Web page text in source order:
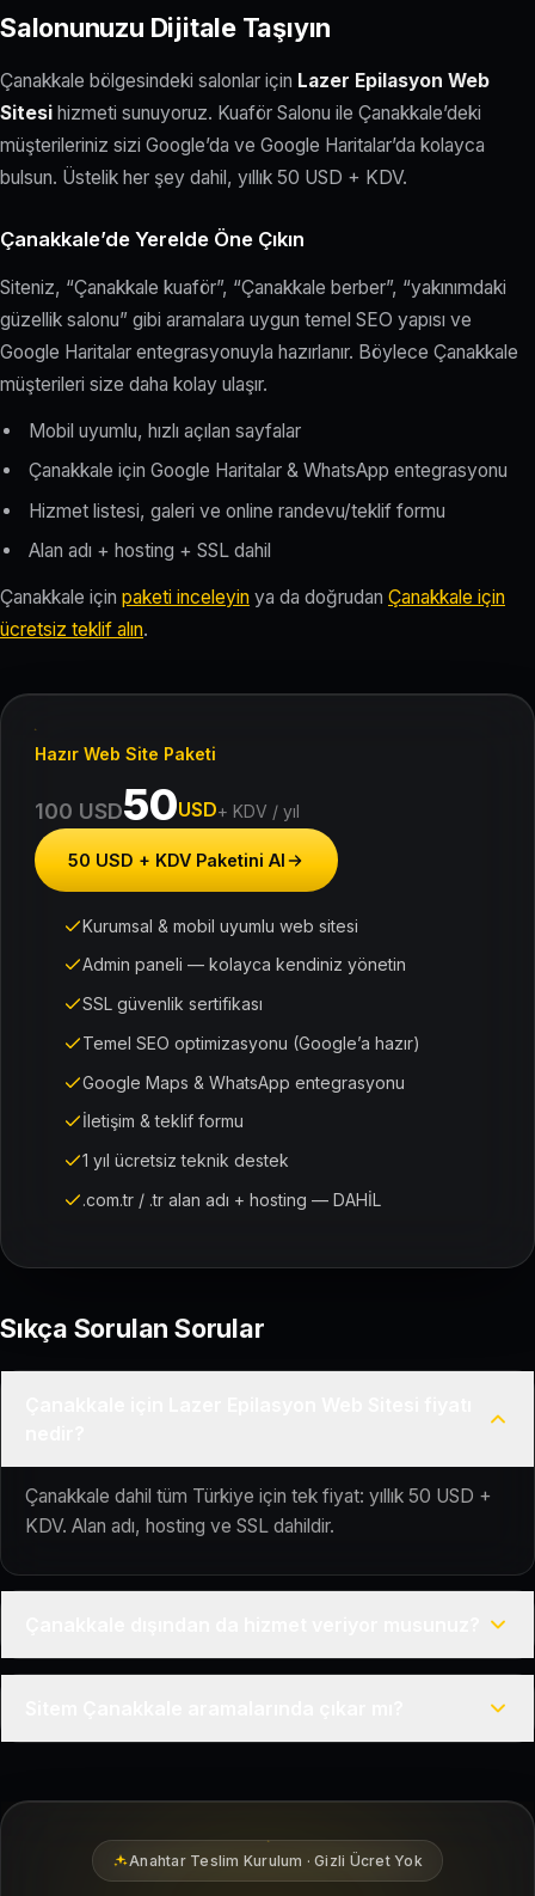
Salonunuzu Dijitale Taşıyın
Çanakkale bölgesindeki salonlar için Lazer Epilasyon Web
Sitesi hizmeti sunuyoruz. Kuaför Salonu ile Çanakkale’deki
müşterileriniz sizi Google’da ve Google Haritalar’da kolayca
bulsun. Üstelik her şey dahil, yıllık 50 USD + KDV.
Çanakkale’de Yerelde Öne Çıkın
Siteniz, “Çanakkale kuaför”, “Çanakkale berber”, “yakınımdaki
güzellik salonu” gibi aramalara uygun temel SEO yapısı ve
Google Haritalar entegrasyonuyla hazırlanır. Böylece Çanakkale
müşterileri size daha kolay ulaşır.
Mobil uyumlu, hızlı açılan sayfalar
Çanakkale için Google Haritalar & WhatsApp entegrasyonu
Hizmet listesi, galeri ve online randevu/teklif formu
Alan adı + hosting + SSL dahil
Çanakkale için paketi inceleyin ya da doğrudan Çanakkale için
ücretsiz teklif alın.
Hazır Web Site Paketi
100 USD50USD+ KDV / yıl
50 USD + KDV Paketini Al
Kurumsal & mobil uyumlu web sitesi
Admin paneli — kolayca kendiniz yönetin
SSL güvenlik sertifikası
Temel SEO optimizasyonu (Google’a hazır)
Google Maps & WhatsApp entegrasyonu
İletişim & teklif formu
1 yıl ücretsiz teknik destek
.com.tr / .tr alan adı + hosting — DAHİL
Sıkça Sorulan Sorular
Çanakkale dahil tüm Türkiye için tek fiyat: yıllık 50 USD +
KDV. Alan adı, hosting ve SSL dahildir.
Çanakkale bölgesindeki yerel müşterilerin sizi bulmasına
Anahtar Teslim Kurulum · Gizli Ücret Yok